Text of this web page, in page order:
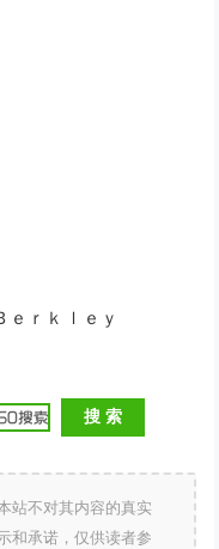
ｒｋｌｅｙ
站不对其内容的真实
和承诺，仅供读者参